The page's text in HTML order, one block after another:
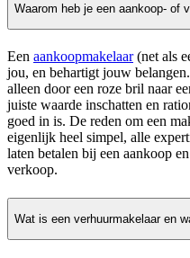
Waarom heb je een aankoop- of
Een aankoopmakelaar(net als
jou, en behartigt jouw
alleen door een roze bril naar
juiste waarde inschatten en
goed in is. De reden om een
eigenlijk heel simpel, alle
laten betalen bij een aankoop
verkoop.
Wat is een verhuurmakelaar en